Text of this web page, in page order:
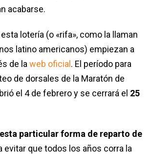
acabarse.
lotería (o «rifa», como la llaman
latino americanos) empiezan a
de laweb oficial . El período para
de dorsales de la Maratón de
el 4 de febrero y se cerrará el 25
particular forma de reparto de
evitar que todos los años corra la